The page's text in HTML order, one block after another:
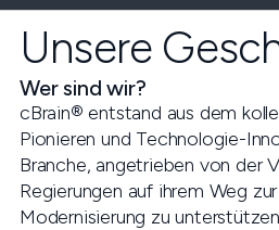
Wer sind wir?
Unsere
cBrain® entstand aus dem
Pionieren und Technologie-
Branche, angetrieben von der
Regierungen auf ihrem Weg
Modernisierung zu